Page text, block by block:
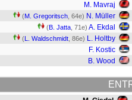
M. Mavraj
(M. Gregoritsch , 64e) N. Müller
(B. Jatta , 71e) A. Ekdal
(L. Waldschmidt , 86e) L. Holtby
F. Kostic
B. Wood